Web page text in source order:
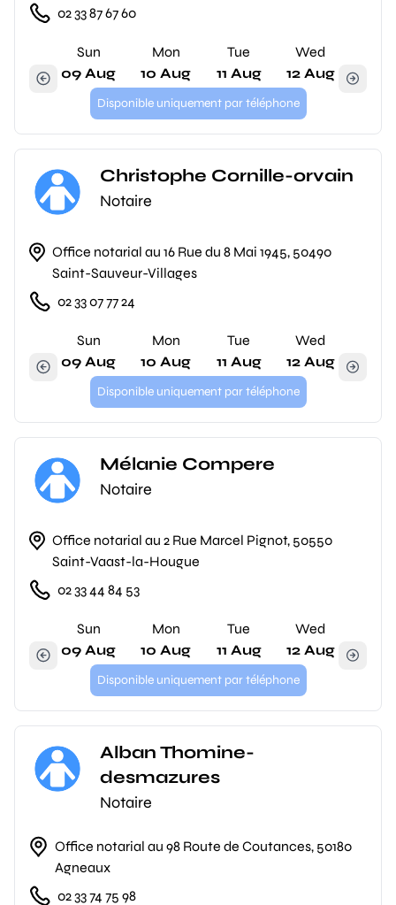
02 33 87 67 60
Sun
09 Aug
Mon
10 Aug
Tue
11 Aug
Wed
12 Aug
Disponible uniquement par téléphone
Christophe Cornille-orvain
Notaire
Office notarial au 16 Rue du 8 Mai 1945, 50490
Saint-Sauveur-Villages
02 33 07 77 24
Sun
09 Aug
Mon
10 Aug
Tue
11 Aug
Wed
12 Aug
Disponible uniquement par téléphone
Mélanie Compere
Notaire
Office notarial au 2 Rue Marcel Pignot, 50550
Saint-Vaast-la-Hougue
02 33 44 84 53
Sun
09 Aug
Mon
10 Aug
Tue
11 Aug
Wed
12 Aug
Disponible uniquement par téléphone
Alban Thomine-
desmazures
Notaire
Office notarial au 98 Route de Coutances, 50180
Agneaux
02 33 74 75 98